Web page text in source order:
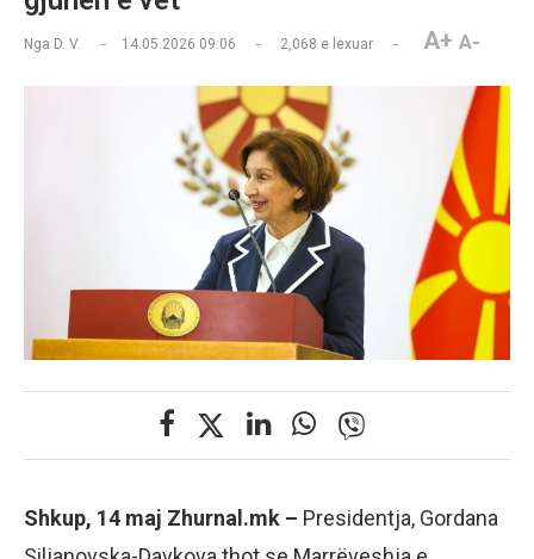
Nga D. V. 14.05.2026 09:06 2,068 e lexuar A+ A-
Shkup, 14 maj Zhurnal.mk – Presidentja, Gordana